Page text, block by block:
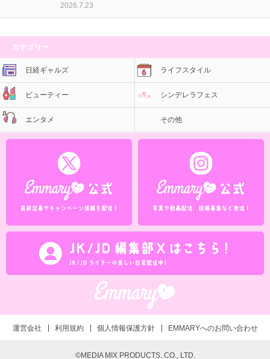
2026.7.23
カテゴリー
日経ギャルズ ライフスタイル
ビューティー シンデレラフェス
エンタメ その他
運営会社 利用規約 個人情報保護方針 EMMARYへのお問い合わせ
©MEDIA MIX PRODUCTS. CO., LTD.